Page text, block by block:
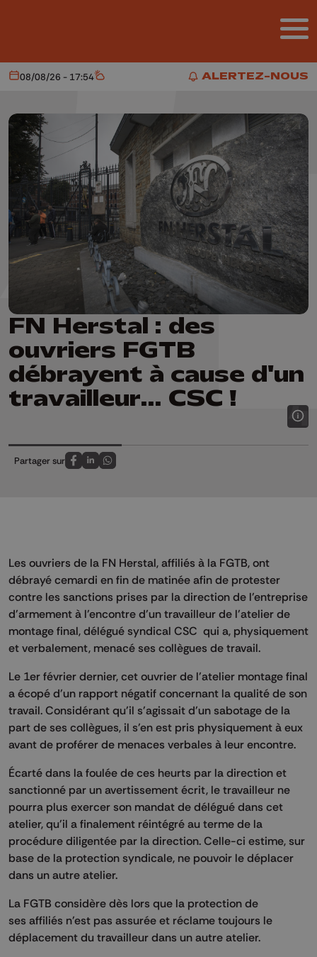
ALERTEZ-NOUS
ALERTEZ-NOUS
Aujourd'hui
08/08/26 - 17:54 Météo
FN Herstal : des
ouvriers FGTB
débrayent à cause d'un
travailleur... CSC !
Partager sur
Partagez sur FaceBook
Partagez sur LinkedIn
Partagez sur Whatsapp
Les ouvriers de la FN Herstal, affiliés à la FGTB, ont
débrayé cemardi en fin de matinée afin de protester
contre les sanctions prises par la direction de l'entreprise
d'armement à l'encontre d'un travailleur de l'atelier de
montage final, délégué syndical CSC qui a, physiquement
et verbalement, menacé ses collègues de travail.
Le 1er février dernier, cet ouvrier de l'atelier montage final
a écopé d'un rapport négatif concernant la qualité de son
travail. Considérant qu'il s'agissait d'un sabotage de la
part de ses collègues, il s'en est pris physiquement à eux
avant de proférer de menaces verbales à leur encontre.
Écarté dans la foulée de ces heurts par la direction et
sanctionné par un avertissement écrit, le travailleur ne
pourra plus exercer son mandat de délégué dans cet
atelier, qu'il a finalement réintégré au terme de la
procédure diligentée par la direction. Celle-ci estime, sur
base de la protection syndicale, ne pouvoir le déplacer
dans un autre atelier.
La FGTB considère dès lors que la protection de
ses affiliés n'est pas assurée et réclame toujours le
déplacement du travailleur dans un autre atelier.